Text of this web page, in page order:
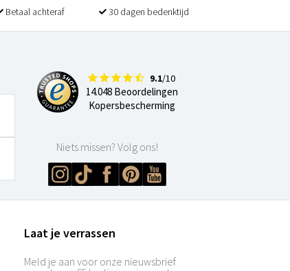
Betaal achteraf 30 dagen bedenktijd
9.1/10
14.048 Beoordelingen
Kopersbescherming
Niets missen? Volg ons!
Laat je verrassen
Meld je aan voor onze nieuwsbrief